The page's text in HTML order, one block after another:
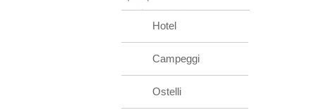
Hotel
Campeggi
Ostelli